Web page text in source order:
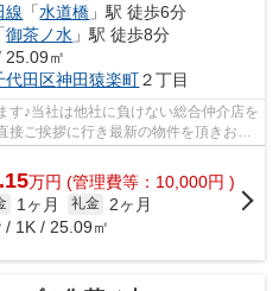
線 「水道橋 」駅 徒歩6分
「御茶ノ水 」駅 徒歩8分
25.09㎡
代田区神田猿楽町２丁目
す♪当社は他社に負けない総合仲介店を
接ご挨拶に行き最新の物件を頂きお客
万円 (管理費等：10,000円 )
1ヶ月 礼金
2ヶ月
/ 1K / 25.09㎡